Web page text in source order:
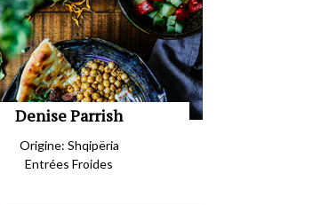
Denise Parrish
Origine: Shqipëria
Entrées Froides